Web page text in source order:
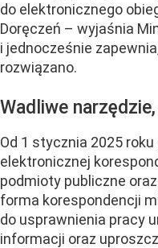
do elektronicznego
Doręczeń – wyjaśnia
i jednocześnie
rozwiązano.
Wadliwe
Od 1 stycznia 2025
elektronicznej
podmioty publiczne
forma korespondencji
do usprawnienia pracy
informacji oraz